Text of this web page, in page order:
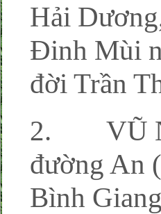
Hải
Đinh Mùi
đời Trần
2. VŨ
đường An
Bình